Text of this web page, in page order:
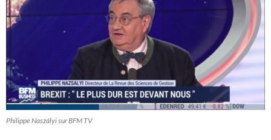
Philippe Naszályi sur BFM TV